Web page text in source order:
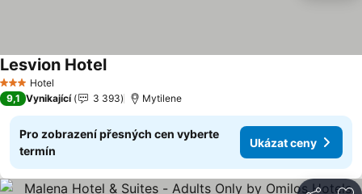
3 Počet hvězdiček
Hotel
Lesvion HotelUkázat ceny
9,1 Vynikající 3 393 Mytilene
Pro zobrazení přesných cen vyberte
termín
Ukázat ceny